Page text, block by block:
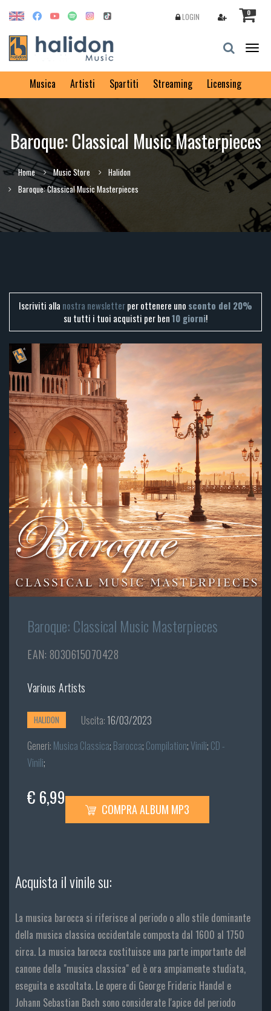
0
LOGIN
Musica Artisti Spartiti Streaming Licensing
Baroque: Classical Music Masterpieces
Home Music Store
Halidon
Baroque: Classical Music Masterpieces
Iscriviti alla nostra newsletterper ottenere uno sconto del 20%
su tutti i tuoi acquisti per ben10 giorni!
Baroque: Classical Music Masterpieces
EAN: 8030615070428
Various Artists
HALIDON Uscita: 16/03/2023
Generi: Musica Classica; Barocca; Compilation;Vinili; CD -
Vinili;
€ 6,99
COMPRA ALBUM MP3
Acquista il vinile su:
La musica barocca si riferisce al periodo o allo stile dominante
della musica classica occidentale composta dal 1600 al 1750
circa. La musica barocca costituisce una parte importante del
canone della "musica classica" ed è ora ampiamente studiata,
eseguita e ascoltata. Le opere di George Frideric Handel e
Johann Sebastian Bach sono considerate l'apice del periodo